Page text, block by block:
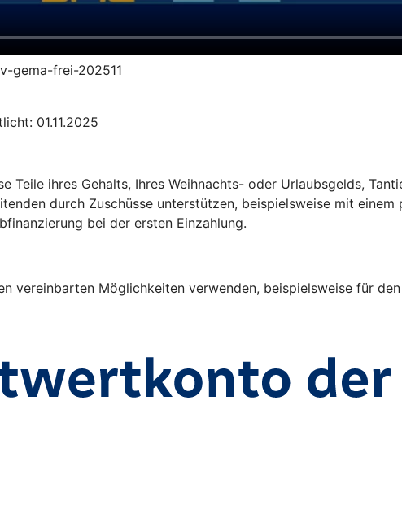
gema-frei-202511
01.11.2025
ihres Gehalts, Ihres Weihnachts- oder Urlaubsgelds,
durch Zuschüsse unterstützen, beispielsweise mit
bei der ersten Einzahlung.
vereinbarten Möglichkeiten verwenden, beispielsweise für